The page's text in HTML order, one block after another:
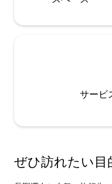
サービ
ぜひ訪⁠れ⁠た⁠い目⁠